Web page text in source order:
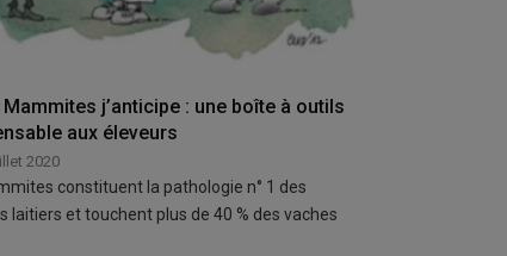
j’anticipe : une boîte à outils
aux éleveurs
2020
constituent la pathologie n° 1 des
laitiers et touchent plus de 40 % des vaches